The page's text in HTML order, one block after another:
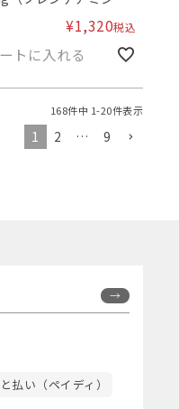
ラワージャガードプ
¥1,320税込
トに入れる
168件中 1-20件表示
1 2 … 9
払い（ペイディ）